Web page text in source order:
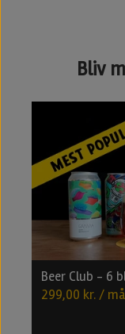
Bliv
Beer Club - 6
299,00 kr. /